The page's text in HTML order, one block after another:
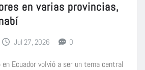
en varias provincias,
Jul 27, 2026 0
Ecuador volvió a ser un tema central